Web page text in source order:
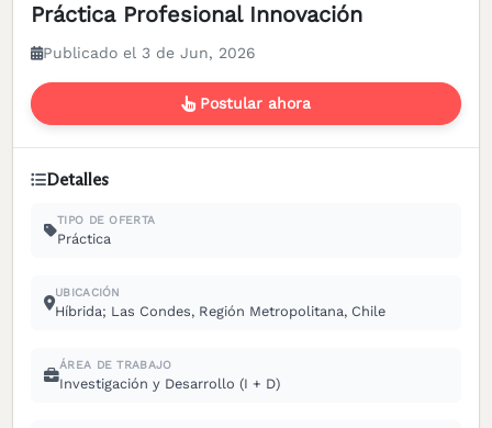
Práctica Profesional Innovación
Publicado el 3 de Jun, 2026
Postular ahora
Detalles
TIPO DE OFERTA
Práctica
UBICACIÓN
Híbrida; Las Condes, Región Metropolitana, Chile
ÁREA DE TRABAJO
Investigación y Desarrollo (I + D)